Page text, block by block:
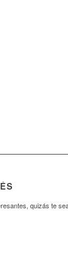
quizás te